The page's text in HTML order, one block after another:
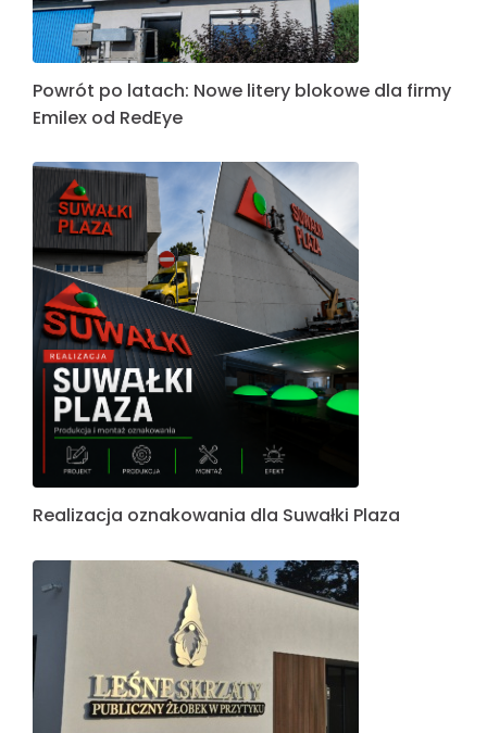
Powrót po latach: Nowe litery blokowe dla firmy
Emilex od RedEye
Realizacja oznakowania dla Suwałki Plaza